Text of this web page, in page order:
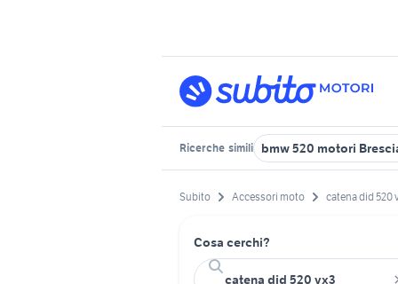
Ricerche simili bmw 520 motori
Subito Accessori moto catena did 520
Cosa cerchi?